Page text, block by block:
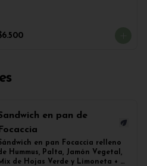
en pan de
Focaccia
en pan Focaccia relleno
Hummus, Palta, Jamón Vegetal,
Mix de Hojas Verde y Limoneta +